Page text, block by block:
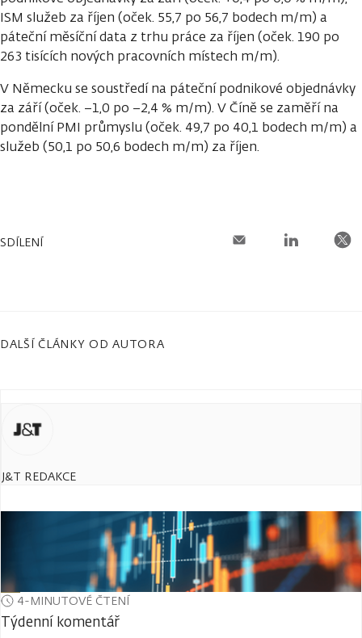
ISM služeb za říjen (oček. 55,7 po 56,7 bodech m/m) a
páteční měsíční data z trhu práce za říjen (oček. 190 po
263 tisících nových pracovních místech m/m).
V Německu se soustředí na páteční podnikové objednávky
za září (oček. −1,0 po −2,4 % m/m). V Číně se zaměří na
pondělní PMI průmyslu (oček. 49,7 po 40,1 bodech m/m) a
služeb (50,1 po 50,6 bodech m/m) za říjen.
SDÍLENÍ
DALŠÍ ČLÁNKY OD AUTORA
J&T REDAKCE
4-MINUTOVÉ ČTENÍ
Týdenní komentář